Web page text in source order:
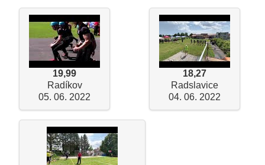
19,99
Radíkov
05. 06. 2022
18,27
Radslavice
04. 06. 2022